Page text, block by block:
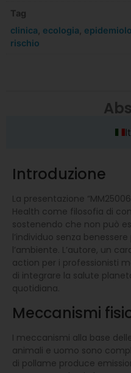
Tag
clinica ecologia
rischio
Introduzione
La presentazione
Health come filosofia di
sostenendo che non può
l’individuo senza
l’ambiente. L’autore, un
action per i professionisti
di integrare la salute
quotidiana.
Meccanismi
I meccanismi alla base
animali e uomo sono
di pollame produce